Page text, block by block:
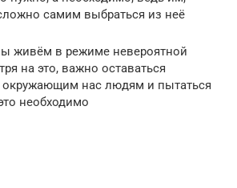
самим выбраться из неё
живём в режиме невероятной
на это, важно оставаться
нас людям и пытаться
необходимо